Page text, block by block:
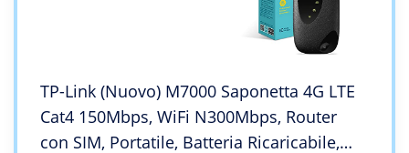
TP-Link (Nuovo) M7000 Saponetta 4G LTE
Cat4 150Mbps, WiFi N300Mbps, Router
con SIM, Portatile, Batteria Ricaricabile,